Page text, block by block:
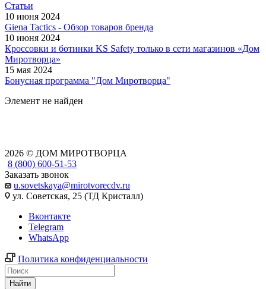
Статьи
10 июня 2024
Giena Tactics - Обзор товаров бренда
10 июня 2024
Кроссовки и ботинки KS Safety только в сети магазинов «Дом
Миротворца»
15 мая 2024
Бонусная программа "Дом Миротворца"
Элемент не найден
2026 © ДОМ МИРОТВОРЦА
8 (800) 600-51-53
Заказать звонок
u.sovetskaya@mirotvorecdv.ru
ул. Советская, 25 (ТД Кристалл)
Вконтакте
Telegram
WhatsApp
Политика конфиденциальности
Найти